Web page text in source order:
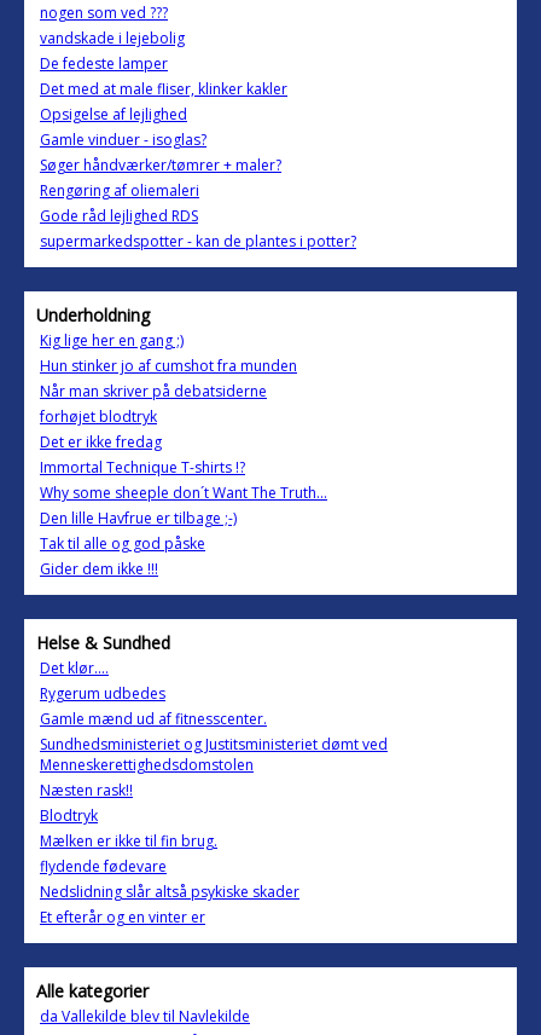
nogen som ved ???
vandskade i lejebolig
De fedeste lamper
Det med at male fliser, klinker kakler
Opsigelse af lejlighed
Gamle vinduer - isoglas?
Søger håndværker/tømrer + maler?
Rengøring af oliemaleri
Gode råd lejlighed RDS
supermarkedspotter - kan de plantes i potter?
Underholdning
Kig lige her en gang ;)
Hun stinker jo af cumshot fra munden
Når man skriver på debatsiderne
forhøjet blodtryk
Det er ikke fredag
Immortal Technique T-shirts !?
Why some sheeple don´t Want The Truth...
Den lille Havfrue er tilbage ;-)
Tak til alle og god påske
Gider dem ikke !!!
Helse & Sundhed
Det klør....
Rygerum udbedes
Gamle mænd ud af fitnesscenter.
Sundhedsministeriet og Justitsministeriet dømt ved
Menneskerettighedsdomstolen
Næsten rask!!
Blodtryk
Mælken er ikke til fin brug.
flydende fødevare
Nedslidning slår altså psykiske skader
Et efterår og en vinter er
Alle kategorier
da Vallekilde blev til Navlekilde